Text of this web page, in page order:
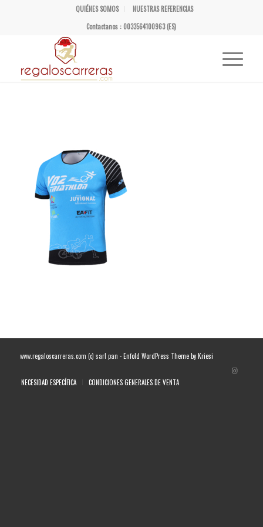
QUIÉNES SOMOS
NUESTRAS REFERENCIAS
Contactanos : 0033564100963 (ES)
www.regaloscarreras.com (c) sarl pan -Enfold WordPress Theme by Kriesi
NECESIDAD ESPECÍFICA CONDICIONES GENERALES DE VENTA